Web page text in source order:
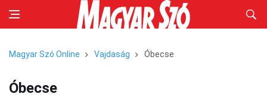
Magyar Szó Online Vajdaság Óbecse
Óbecse